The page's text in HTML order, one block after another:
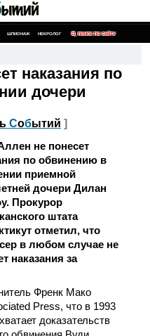
ШПИОНАЖ НЕКРОЛОГ ПОИСК ПО САЙТУ
наказания по
дочери
Событий ]
не понесет
по обвинению в
приемной
дочери Дилан
Прокурор
штата
отметил, что
в любом случае не
наказания за
Френк Мако
Press, что в 1993
доказательств